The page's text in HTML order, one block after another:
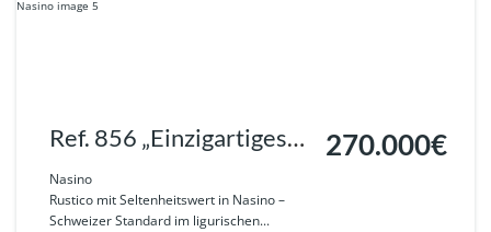
Ref. 856 „Einzigartiges
Rustico mit Whirlpool,
Garten & Traum-
Nasino
Rustico mit Seltenheitswert in Nasino –
Schweizer Standard im ligurischen...
270.000€